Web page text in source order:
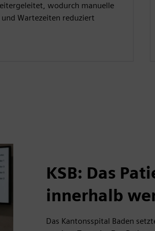
wodurch manuelle
Wartezeiten reduziert
KSB: Das
innerhalb
Das Kantonsspital Baden